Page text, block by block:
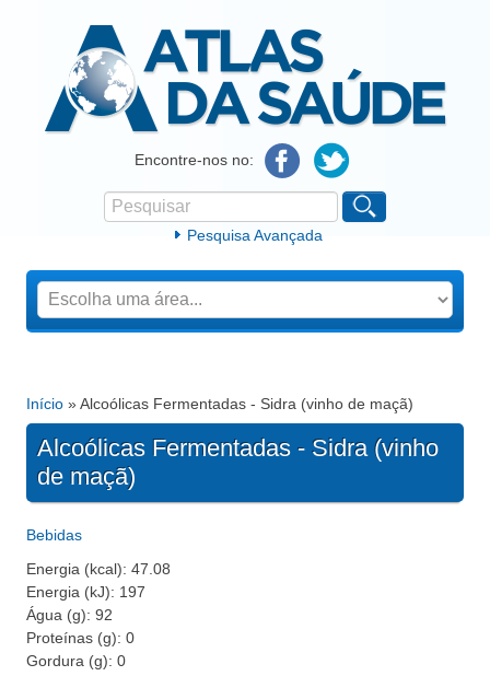
Atlas da SaúdeEncontre-nos no:
Formulário de procura
Pesquisar
Pesquisa Avançada
Está aqui
Início » Alcoólicas Fermentadas - Sidra (vinho de maçã)
Alcoólicas Fermentadas - Sidra (vinho
de maçã)
Bebidas
Energia (kcal): 47.08
Energia (kJ): 197
Água (g): 92
Proteínas (g): 0
Gordura (g): 0